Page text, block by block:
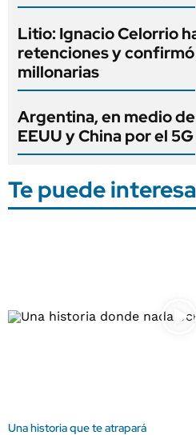
Litio: Ignacio Celorrio
retenciones y
millonarias
Argentina, en medio
EEUU y China por el 5G
Te puede
Una historia que te atrapará